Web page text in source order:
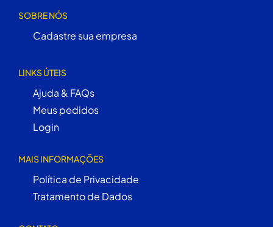
SOBRE NÓS
Cadastre sua empresa
LINKS ÚTEIS
Ajuda & FAQs
Meus pedidos
Login
MAIS INFORMAÇÕES
Política de Privacidade
Tratamento de Dados